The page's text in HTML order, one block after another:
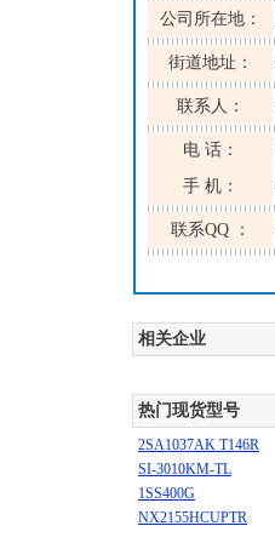
公司所在地：
街道地址：
联系人：
电 话：
手 机：
联系QQ ：
相关企业
热门现货型号
2SA1037AK T146R
SI-3010KM-TL
1SS400G
NX2155HCUPTR